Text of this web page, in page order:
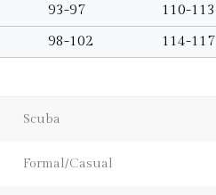
93-97 110-113
98-102 114-117
Scuba
Formal/Casual